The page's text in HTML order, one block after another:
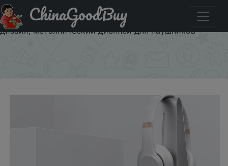
Акція на Xiaomi Mijia IQUNIX настольная гарнитура
наушники подставка держатель модный простой
дизайн, металлический дисплей для наушников
ChinaGoodBuy